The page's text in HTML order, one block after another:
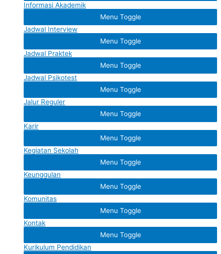
Informasi Akademik
Menu Toggle
Jadwal Interview
Menu Toggle
Jadwal Praktek
Menu Toggle
Jadwal Psikotest
Menu Toggle
Jalur Reguler
Menu Toggle
Karir
Menu Toggle
Kegiatan Sekolah
Menu Toggle
Keunggulan
Menu Toggle
Komunitas
Menu Toggle
Kontak
Menu Toggle
Kurikulum Pendidikan